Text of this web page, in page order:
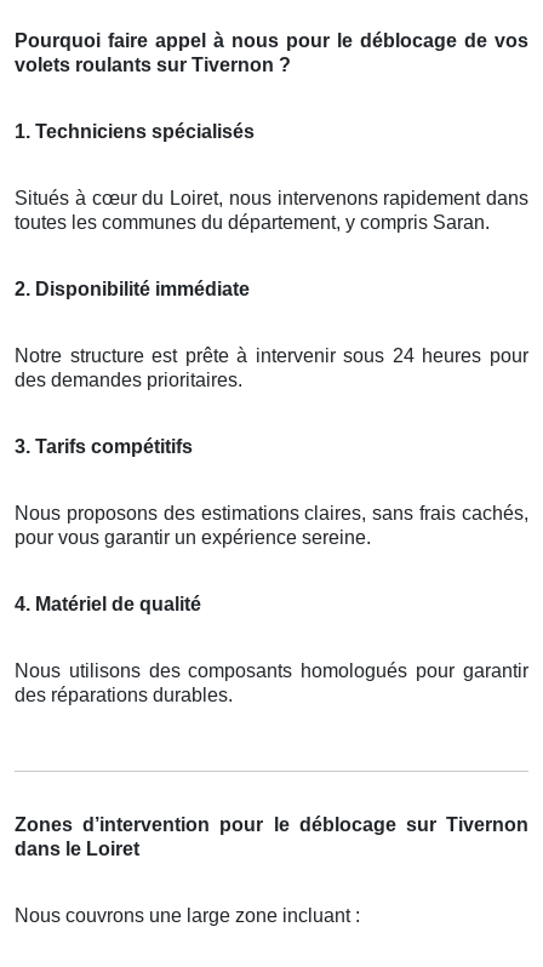
Pourquoi faire appel à nous pour le déblocage de vos
volets roulants sur Tivernon ?
1. Techniciens spécialisés
Situés à cœur du Loiret, nous intervenons rapidement dans
toutes les communes du département, y compris Saran.
2. Disponibilité immédiate
Notre structure est prête à intervenir sous 24 heures pour
des demandes prioritaires.
3. Tarifs compétitifs
Nous proposons des estimations claires, sans frais cachés,
pour vous garantir un expérience sereine.
4. Matériel de qualité
Nous utilisons des composants homologués pour garantir
des réparations durables.
Zones d’intervention pour le déblocage sur Tivernon
dans le Loiret
Nous couvrons une large zone incluant :